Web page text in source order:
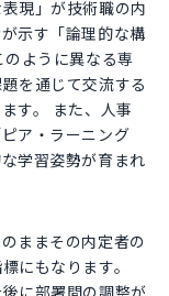
現」が技術職の内
示す「論理的な構
ように異なる専
を通じて交流する
す。 また、人事
ア・ラーニング
学習姿勢が育まれ
ままその内定者の
にもなります。
に部署間の調整が